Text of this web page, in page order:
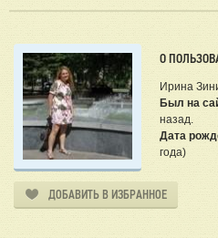
О
Ирина
Был на
назад.
Дата
года)
ДОБАВИТЬ В ИЗБРАННОЕ